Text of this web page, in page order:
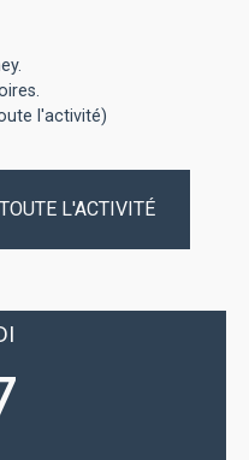
l'activité)
L'ACTIVITÉ